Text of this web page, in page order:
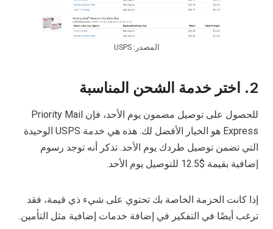
المصدر: USPS
2. اختر خدمة الشحن المناسبة
للحصول على توصيل مضمون يوم الأحد، فإن Priority Mail
Express هو الخيار الأفضل لك. هذه هي خدمة USPS الوحيدة
التي تضمن توصيل طردك يوم الأحد. تذكر أنه توجد رسوم
إضافية بقيمة $12.5 للتوصيل يوم الأحد.
إذا كانت الحزمة الخاصة بك تحتوي على شيء ذي قيمة، فقد
ترغب أيضًا في التفكير في إضافة خدمات إضافية مثل التأمين.